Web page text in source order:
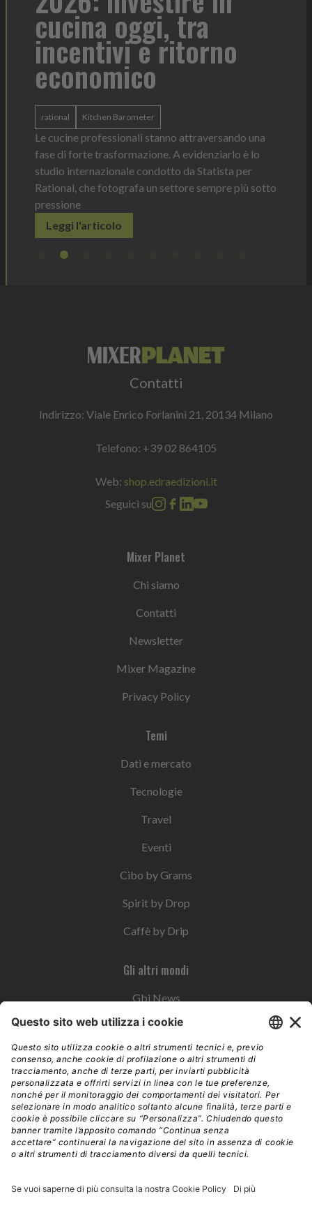
cucina oggi, tra
incentivi e ritorno
economico
rational Kitchen Barometer
Le cucine professionali stanno attraversando una
fase di forte trasformazione. A evidenziarlo è lo
studio internazionale condotto da Statista per
Rational, che fotografa un settore sempre più sotto
pressione
Leggi l'articolo
Contatti
Indirizzo: Viale Enrico Forlanini 21, 20134 Milano
Telefono: +39 02 864105
Web: shop.edraedizioni.it
Seguici su
Mixer Planet
Chi siamo
Contatti
Newsletter
Mixer Magazine
Privacy Policy
Temi
Dati e mercato
Tecnologie
Travel
Eventi
Cibo by Grams
Spirit by Drop
Caffè by Drip
Gli altri mondi
Gbi News
Instoremag
Esplora il gruppo
Edra Edizioni
Edizioni LSWR
LSWR Group